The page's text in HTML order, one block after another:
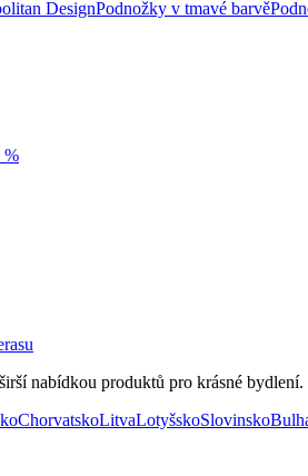
DesignPodnožky v tmavé barvě
%
nabídkou produktů pro krásné bydlení.
ChorvatskoLitvaLotyšskoSlovinsko